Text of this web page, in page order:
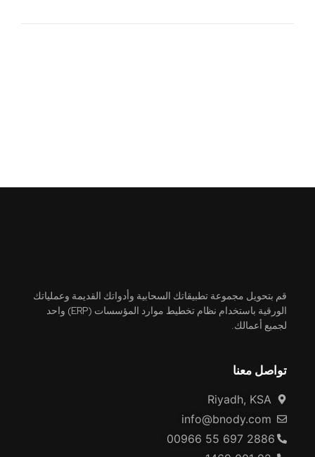
قم بتحويل مجموعة تطبيقاتك السحابية وأدواتك القديمة وعملياتك
الورقية باستخدام نظام تخطيط موارد المؤسسات (ERP) واحد
لجميع أعمالك.
تواصل معنا
Riyadh, KSA
info@bnody.com
00966 55 697 2886